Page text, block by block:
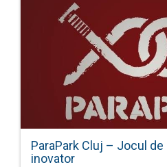
ParaPark Cluj – Jocul de
inovator